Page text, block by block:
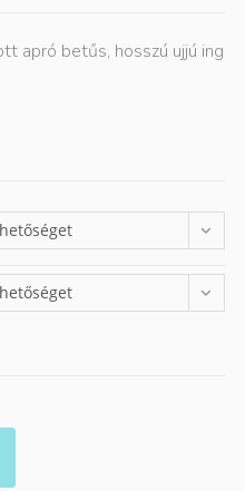
apró betűs, hosszú ujjú ing